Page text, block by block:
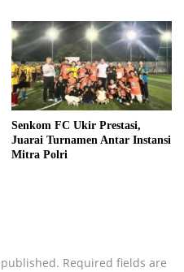
Senkom FC Ukir Prestasi,
Juarai Turnamen Antar Instansi
Mitra Polri
Required fields are